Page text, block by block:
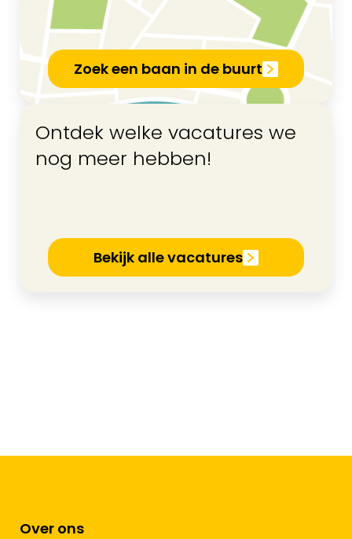
Zoek een baan in de buurt
Ontdek welke vacatures we
nog meer hebben!
Bekijk alle vacatures
Over ons